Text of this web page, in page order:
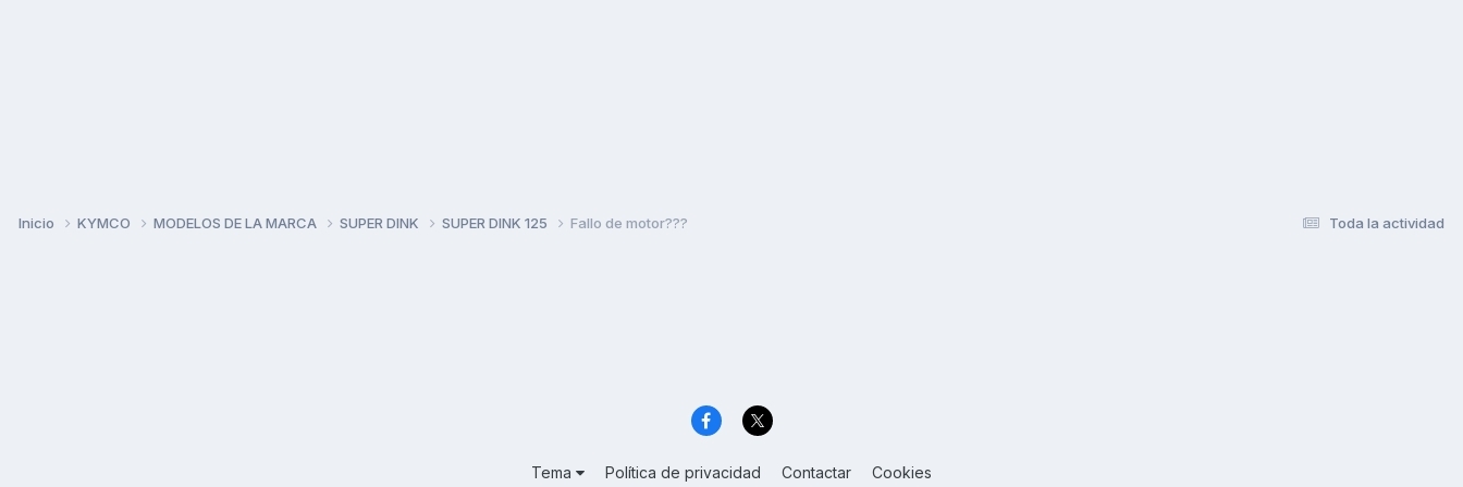
Toda la actividad
Inicio KYMCO MODELOS DE LA MARCA SUPER DINK SUPER DINK 125 Fallo de motor???
Tema Política de privacidad Contactar Cookies